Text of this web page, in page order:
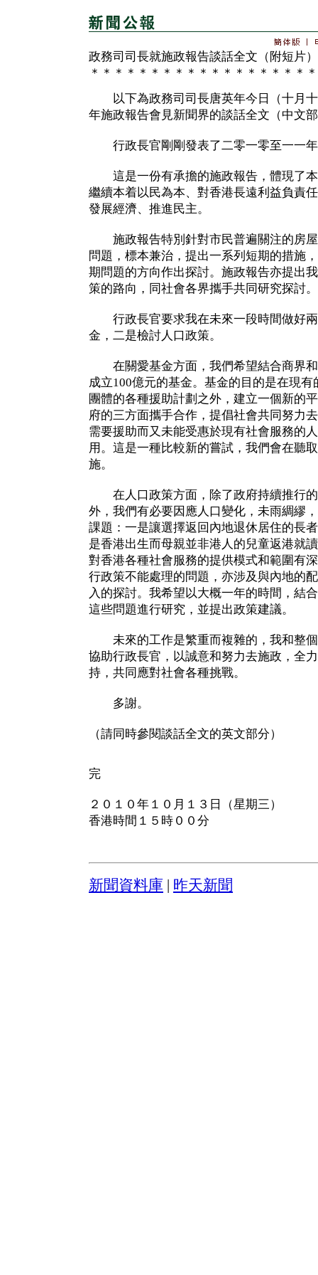
政務司司長就施政報告談話全文（附短片）
＊＊＊＊＊＊＊＊＊＊＊＊＊＊＊＊＊＊＊
以下為政務司司長唐英年今日（十月十
年施政報告會見新聞界的談話全文（中文
行政長官剛剛發表了二零一零至一一年
這是一份有承擔的施政報告，體現了本
繼續本着以民為本、對香港長遠利益負責
發展經濟、推進民主。
施政報告特別針對市民普遍關注的房屋
問題，標本兼治，提出一系列短期的措施
期問題的方向作出探討。施政報告亦提出
策的路向，同社會各界攜手共同研究探討。
行政長官要求我在未來一段時間做好兩
金，二是檢討人口政策。
在關愛基金方面，我們希望結合商界和
成立100億元的基金。基金的目的是在現
團體的各種援助計劃之外，建立一個新的
府的三方面攜手合作，提倡社會共同努力
需要援助而又未能受惠於現有社會服務的
用。這是一種比較新的嘗試，我們會在聽
施。
在人口政策方面，除了政府持續推行的
外，我們有必要因應人口變化，未雨綢繆
課題：一是讓選擇返回內地退休居住的長
是香港出生而母親並非港人的兒童返港就
對香港各種社會服務的提供模式和範圍有
行政策不能處理的問題，亦涉及與內地的
入的探討。我希望以大概一年的時間，結
這些問題進行研究，並提出政策建議。
未來的工作是繁重而複雜的，我和整個
協助行政長官，以誠意和努力去施政，全
持，共同應對社會各種挑戰。
多謝。
（請同時參閱談話全文的英文部分）
完
２０１０年１０月１３日（星期三）
香港時間１５時００分
新聞資料庫 昨天新聞